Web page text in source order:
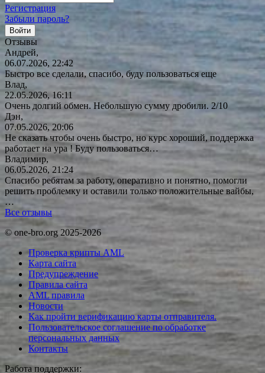
Регистрация
Забыли пароль?
Отзывы
Андрей,
06.07.2026, 22:42
Быстро все сделали, спасибо, буду пользоваться еще
Влад,
22.05.2026, 16:11
Очень долгий обмен. Небольшую сумму дробили. 2/10
Дэн,
07.05.2026, 20:06
Не сказать чтобы очень быстро, но курс хороший, поддержка
работает на ура ! Буду пользоваться…
Владимир,
06.05.2026, 21:24
Спасибо ребятам за работу, оперативно и понятно, помогли
решить проблемку и оставили только положительные вайбы,
…
Все отзывы
© one-bro.org 2025-2026
Проверка крипты AML
Карта сайта
Предупреждение
Правила сайта
AML правила
Новости
Как пройти верификацию карты отправителя.
Пользовательское соглашение по обработке
персональных данных
Контакты
Работа поддержки: